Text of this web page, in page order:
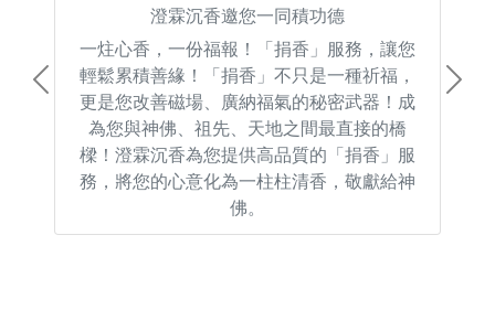
澄霖沉香邀您一同積功德
一炷心香，一份福報！「捐香」服務，讓您
輕鬆累積善緣！「捐香」不只是一種祈福，
更是您改善磁場、廣納福氣的秘密武器！成
為您與神佛、祖先、天地之間最直接的橋
樑！澄霖沉香為您提供高品質的「捐香」服
務，將您的心意化為一柱柱清香，敬獻給神
佛。
Previous Next